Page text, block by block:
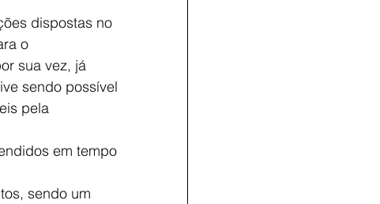
dispostas no
o
sua vez, já
sendo possível
pela
em tempo
sendo um